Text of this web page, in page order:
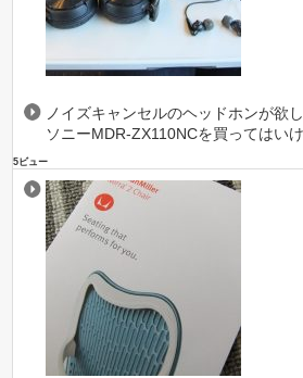
ノイズキャンセルのヘッドホンが欲
ソニーMDR-ZX110NCを買ってはいけ
5ビュー